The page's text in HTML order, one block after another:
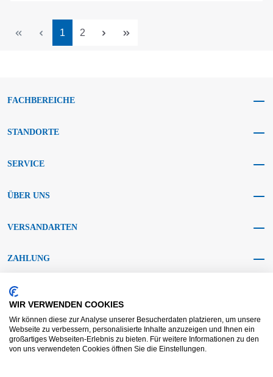
Seite
1 Seite
2
FACHBEREICHE
STANDORTE
SERVICE
ÜBER UNS
VERSANDARTEN
ZAHLUNG
SOCIAL MEDIA
WIR VERWENDEN COOKIES
Wir können diese zur Analyse unserer Besucherdaten platzieren, um unsere
Webseite zu verbessern, personalisierte Inhalte anzuzeigen und Ihnen ein
großartiges Webseiten-Erlebnis zu bieten. Für weitere Informationen zu den
von uns verwendeten Cookies öffnen Sie die Einstellungen.